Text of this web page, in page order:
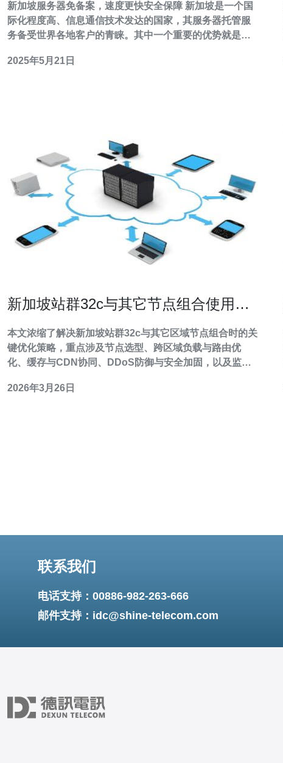
新加坡服务器免备案，速度更快安全保障 新加坡是一个国
际化程度高、信息通信技术发达的国家，其服务器托管服
务备受世界各地客户的青睐。其中一个重要的优势就是新
站，无需繁琐的备案手续，节省了时间和精力。 新加坡作
2025年5月21日
新加坡站群32c与其它节点组合使用的
本文浓缩了解决新加坡站群32c与其它区域节点组合时的关
键优化策略，重点涉及节点选型、跨区域负载与路由优
化、缓存与CDN协同、DDoS防御与安全加固，以及监控
用BGP/Anycast策略和智能DNS，可以显著降低延迟、提
2026年3月26日
联系我们
电话支持：00886-982-263-666
邮件支持：idc@shine-telecom.com